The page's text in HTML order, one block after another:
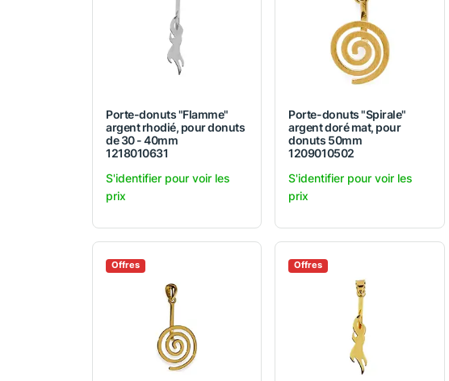
Porte-donuts "Flamme"
argent rhodié, pour donuts
de 30 - 40mm
1218010631
S'identifier pour voir les
prix
Porte-donuts "Spirale"
argent doré mat, pour
donuts 50mm
1209010502
S'identifier pour voir les
prix
Offres Offres